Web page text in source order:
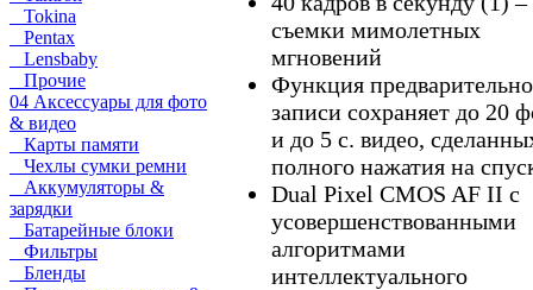
Tokina
Pentax
Lensbaby
Прочие
04 Аксессуары для фото
& видео
Карты памяти
Чехлы сумки ремни
Аккумуляторы &
зарядки
Батарейные блоки
Фильтры
Бленды
съемки мимолетных
мгновений
Функция
записи сохраняет до 20
и до 5 с. видео,
полного нажатия на
Dual Pixel CMOS AF II с
усовершенствованными
алгоритмами
интеллектуального